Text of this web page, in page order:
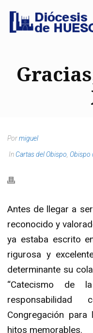
Pormiguel
In Cartas del Obispo Obispo
Antes de llegar a
reconocido y
ya estaba escrito
rigurosa y
determinante su
“Catecismo de
Congregación
hitos memorables.